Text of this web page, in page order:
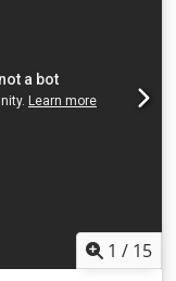
1 / 15